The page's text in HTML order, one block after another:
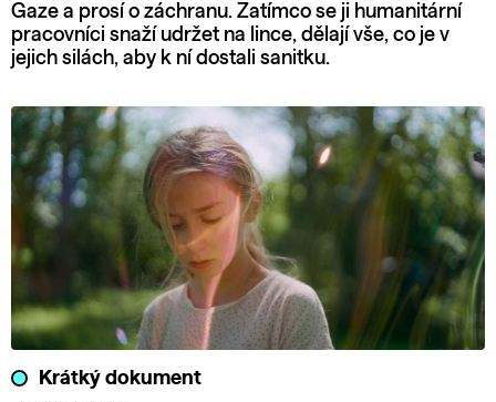
Gaze a prosí o záchranu. Zatímco se ji humanitární
pracovníci snaží udržet na lince, dělají vše, co je v
jejich silách, aby k ní dostali sanitku.
Krátký dokument